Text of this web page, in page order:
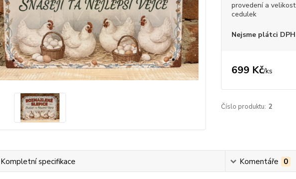
provedení a velikost
cedulek
Nejsme plátci DPH
699 Kč/ks
Číslo produktu: 2
Kompletní specifikace Komentáře 0